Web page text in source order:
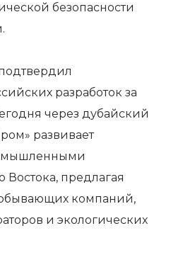
безопасности
разработок за
через дубайский
развивает
предлагая
компаний,
и экологических